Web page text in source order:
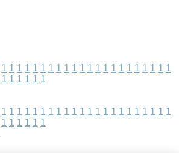
1 1 1 1 1 1 1 1 1 1 1 1 1 1 1 1 1 1 1 1 1 1
1 1 1 1 1 1
1 1 1 1 1 1 1 1 1 1 1 1 1 1 1 1 1 1 1 1 1 1
1 1 1 1 1 1